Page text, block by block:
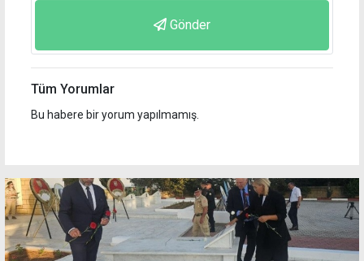
Gönder
Tüm Yorumlar
Bu habere bir yorum yapılmamış.